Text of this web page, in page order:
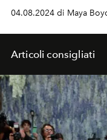
l’anima
Lucía di Julio
il poco conosciuto
04.08.2024 di Maya
Articoli consigliati